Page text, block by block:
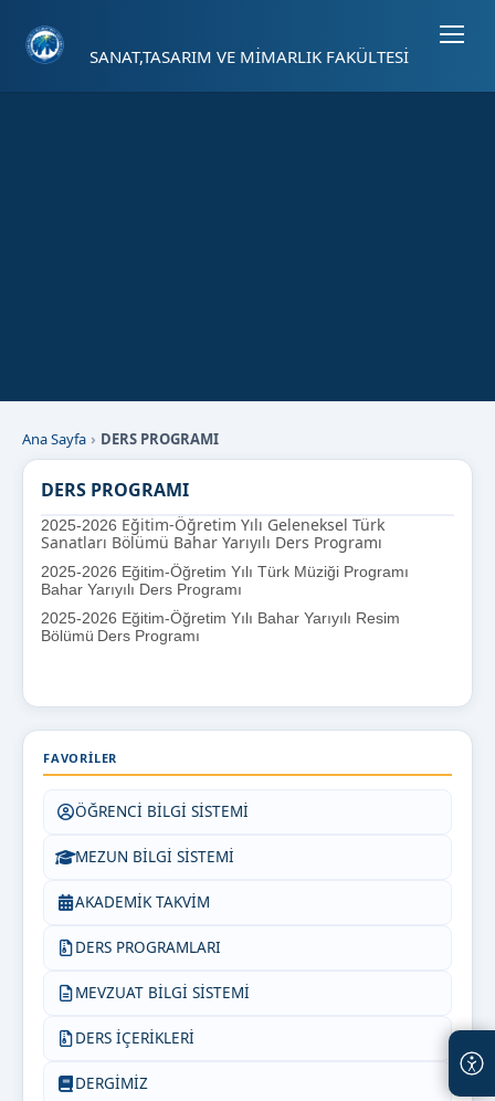
SANAT,TASARIM VE MİMARLIK FAKÜLTESİ
Ana Sayfa DERS PROGRAMI
DERS PROGRAMI
2025-2026 Eğitim-Öğretim Yılı Geleneksel Türk
Sanatları Bölümü Bahar Yarıyılı Ders Programı
2025-2026 Eğitim-Öğretim Yılı Türk Müziği Programı
Bahar Yarıyılı Ders Programı
2025-2026 Eğitim-Öğretim Yılı Bahar Yarıyılı Resim
Bölümü Ders Programı
FAVORILER
ÖĞRENCİ BİLGİ SİSTEMİ
MEZUN BİLGİ SİSTEMİ
AKADEMİK TAKVİM
DERS PROGRAMLARI
MEVZUAT BİLGİ SİSTEMİ
DERS İÇERİKLERİ
DERGİMİZ